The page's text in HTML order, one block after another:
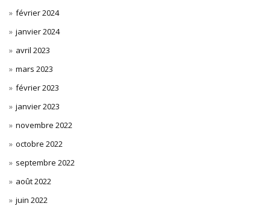
février 2024
janvier 2024
avril 2023
mars 2023
février 2023
janvier 2023
novembre 2022
octobre 2022
septembre 2022
août 2022
juin 2022